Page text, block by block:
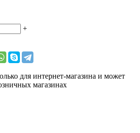
+
для интернет-магазина и может
магазинах